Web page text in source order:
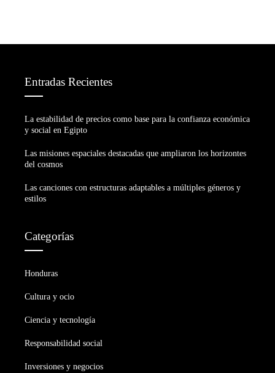
Entradas Recientes
La estabilidad de precios como base para la confianza económica
y social en Egipto
Las misiones espaciales destacadas que ampliaron los horizontes
del cosmos
Las canciones con estructuras adaptables a múltiples géneros y
estilos
Categorías
Honduras
Cultura y ocio
Ciencia y tecnología
Responsabilidad social
Inversiones y negocios